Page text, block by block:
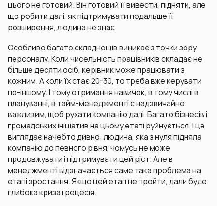
цього не готовий. Він готовий її вивести, підняти, але
що робити далі, як підтримувати подальше її
розширення, людина не знає.
Особливо багато складнощів виникає з точки зору
персоналу. Коли чисельність працівників складає не
більше десяти осіб, керівник може працювати з
кожним. А коли їх стає 20-30, то треба вже керувати
по-іншому. І тому отримання навичок, в тому числі в
плануванні, в тайм-менеджменті є надзвичайно
важливим, щоб рухати компанію далі. Багато бізнесів і
громадських ініціатив на цьому етапі руйнується. І це
виглядає начебто дивно: людина, яка з нуля підняла
компанію до певного рівня, чомусь не може
продовжувати і підтримувати цей ріст. Але в
менеджменті відзначається саме така проблема на
етапі зростання. Якщо цей етап не пройти, дали буде
глибока криза і рецесія.